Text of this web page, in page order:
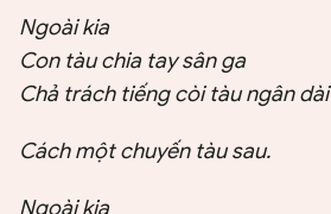
TRUYỀN THỐNG
TRUYỆN
Ngoài kia
Con tàu chia tay sân ga
Chả trách tiếng còi tàu ngân
Cách một chuyến tàu sau.
Ngoài kia